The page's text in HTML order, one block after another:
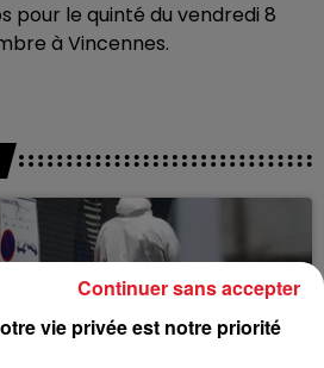
pour le quinté du vendredi 8
à Vincennes.
vie privée est notre priorité
Continuer sans accepter